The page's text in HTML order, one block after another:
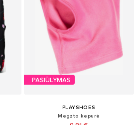
PASIŪLYMAS
PLAYSHOES
Megzta kepurė